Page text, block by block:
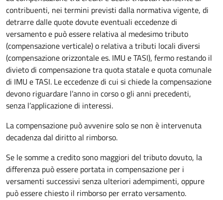
contribuenti, nei termini previsti dalla normativa vigente, di
detrarre dalle quote dovute eventuali eccedenze di
versamentoe può essere relativa al medesimo tributo
(compensazione verticale) o relativa a tributi locali diversi
(compensazione orizzontale es. IMU e TASI), fermo restando il
divieto di compensazione tra quota statale e quota comunale
di IMU e TASI. Le eccedenze di cui si chiede la compensazione
devono riguardare l’anno in corso o gli anni precedenti,
senza l’applicazione di interessi.
La compensazione può avvenire solo se non è intervenuta
decadenza dal diritto al rimborso.
Se le somme a credito sono maggiori del tributo dovuto, la
differenza può essere portata in compensazione per i
versamenti successivi senza ulteriori adempimenti, oppure
può essere chiesto il rimborso per errato versamento.